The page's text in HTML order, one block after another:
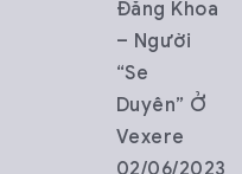
Đăng Khoa
– Người
“Se
Duyên” Ở
Vexere